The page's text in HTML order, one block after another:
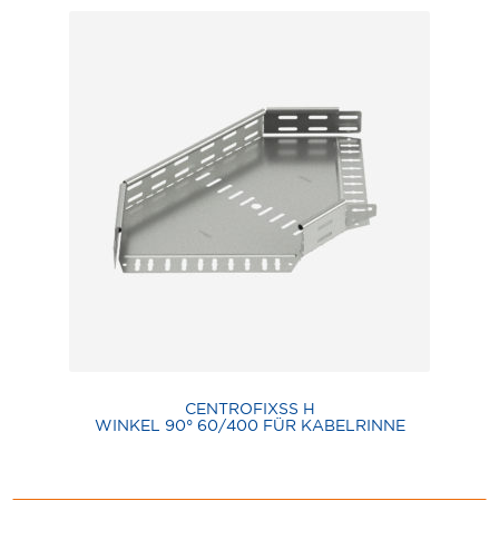
CENTROFIXSS H
WINKEL 90° 60/400 FÜR KABELRINNE